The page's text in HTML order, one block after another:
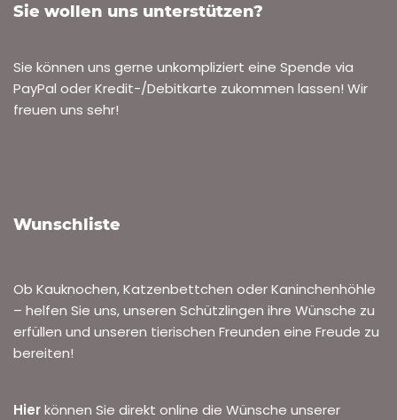
Sie wollen uns unterstützen?
Sie können uns gerne unkompliziert eine Spende via
PayPal oder Kredit-/Debitkarte zukommen lassen! Wir
freuen uns sehr!
Wunschliste
Ob Kauknochen, Katzenbettchen oder Kaninchenhöhle
– helfen Sie uns, unseren Schützlingen ihre Wünsche zu
erfüllen und unseren tierischen Freunden eine Freude zu
bereiten!
Hierkönnen Sie direkt online die Wünsche unserer